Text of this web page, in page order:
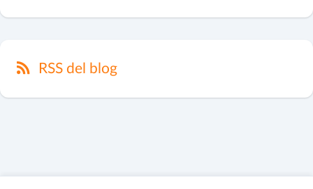
RSS del blog